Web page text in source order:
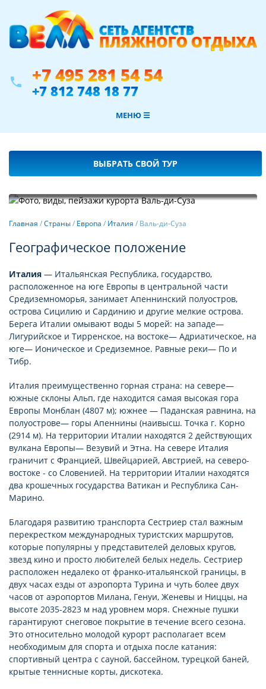
phone +7 495 281 54 54
+7 812 748 18 77
МЕНЮ ☰
ВЫБРАТЬ СВОЙ ТУР
Фотогалерея
Главная /Страны/ Европа / Италия / Валь-ди-Суза
Географическое положение
Италия — Итальянская Республика, государство,
расположенное на юге Европы в центральной части
Средиземноморья, занимает Апеннинский полуостров,
острова Сицилию и Сардинию и другие мелкие острова.
Берега Италии омывают воды 5 морей: на западе—
Лигурийское и Тирренское, на востоке— Адриатическое, на
юге— Ионическое и Средиземное. Равные реки— По и
Тибр.
Италия преимущественно горная страна: на севере—
южные склоны Альп, где находится самая высокая гора
Европы Монблан (4807 м); южнее — Паданская равнина, на
полуострове— горы Апеннины (наивысш. Точка г. Корно
(2914 м). На территории Италии находятся 2 действующих
вулкана Европы— Везувий и Этна. На севере Италия
граничит с Францией, Швейцарией, Австрией, на северо-
востоке - со Словенией. На территории Италии находятся
два крошечных государства Ватикан и Республика Сан-
Марино.
Благодаря развитию транспорта Сестриер стал важным
перекрестком международных туристских маршрутов,
которые популярны у представителей деловых кругов,
звезд кино и просто любителей белых недель. Сестриер
расположен недалеко от франко-итальянской границы, в
двух часах езды от аэропорта Турина и чуть более двух
часов от аэропортов Милана, Генуи, Женевы и Ниццы, на
высоте 2035-2823 м над уровнем моря. Снежные пушки
гарантируют снеговое покрытие в течение всего сезона.
Это относительно молодой курорт располагает всем
необходимым для спорта и отдыха после катания:
спортивный центра с сауной, бассейном, турецкой баней,
крытые теннисные корты, дискотека.